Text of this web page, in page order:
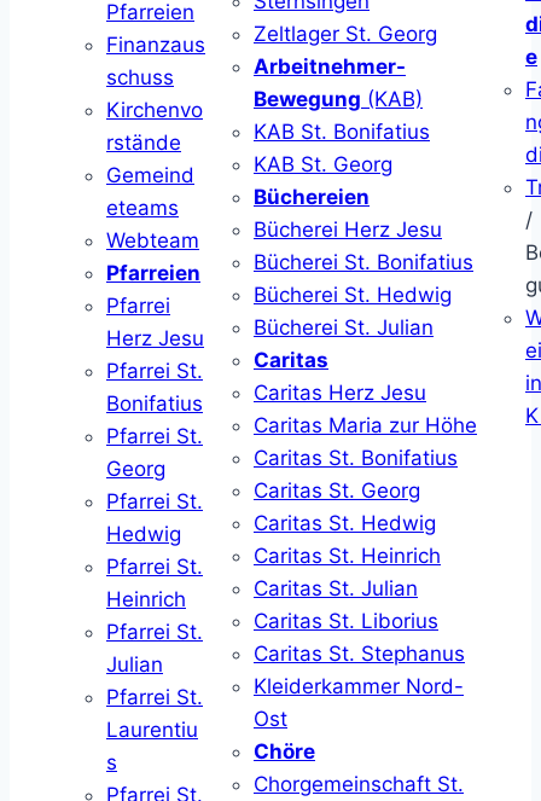
Pfarreien
Finanzaus
schuss
Kirchenvo
rstände
Gemeind
eteams
Webteam
Pfarreien
Pfarrei
Herz Jesu
Pfarrei St.
Bonifatius
Pfarrei St.
Georg
Pfarrei St.
Hedwig
Pfarrei St.
Heinrich
Pfarrei St.
Julian
Pfarrei St.
Laurentiu
s
Pfarrei St.
Zeltlager St. Georg
Arbeitnehmer-
Bewegung (KAB)
KAB St. Bonifatius
KAB St. Georg
Büchereien
Bücherei Herz Jesu
Bücherei St. Bonifatius
Bücherei St. Hedwig
Bücherei St. Julian
Caritas
Caritas Herz Jesu
Caritas Maria zur Höhe
Caritas St. Bonifatius
Caritas St. Georg
Caritas St. Hedwig
Caritas St. Heinrich
Caritas St. Julian
Caritas St. Liborius
Caritas St. Stephanus
Kleiderkammer Nord-
Ost
Chöre
Chorgemeinschaft St.
e
/